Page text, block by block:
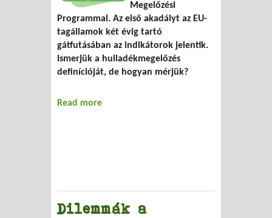
Megelőzési
Programmal. Az első akadályt az EU-
tagállamok két évig tartó
gátfutásában az indikátorok jelentik.
Ismerjük a hulladékmegelőzés
definícióját, de hogyan mérjük?
Read more
Dilemmák a